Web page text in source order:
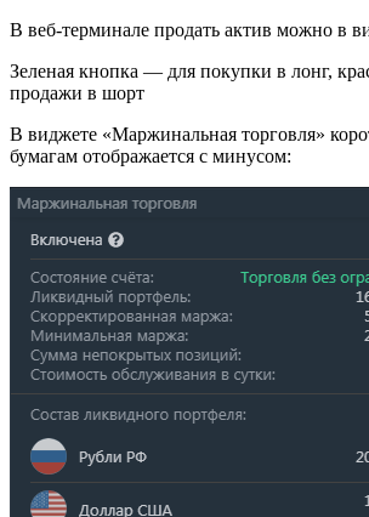
В веб-терминале продать актив можно в
Зеленая кнопка — для покупки в лонг,
продажи в шорт
В виджете «Маржинальная торговля»
бумагам отображается с минусом: